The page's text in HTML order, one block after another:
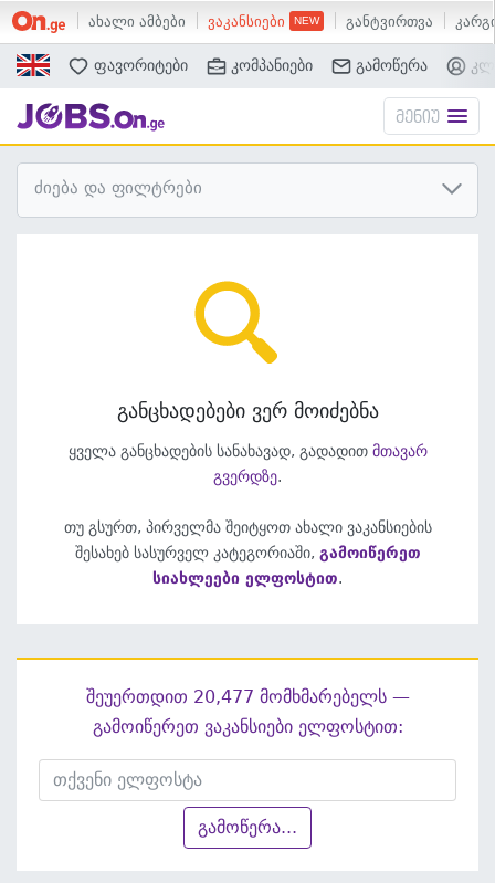
ახალი ამბები ვაკანსიები განტვირთვა
ძებნა
ფავორიტები კომპანიები გამოწერა
მენიუ
ძიება და ფილტრები
განცხადებები ვერ მოიძებნა
ყველა განცხადების სანახავად, გადადით მთავარ
გვერდზე.
თუ გსურთ, პირველმა შეიტყოთ ახალი ვაკანსიების
შესახებ სასურველ კატეგორიაში, გამოიწერეთ
სიახლეები ელფოსტით.
შეუერთდით 20,477 მომხმარებელს —
გამოიწერეთ ვაკანსიები ელფოსტით:
გამოწერა...